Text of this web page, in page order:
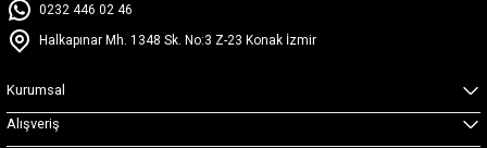
0232 446 02 46
Halkapınar Mh. 1348 Sk. No:3 Z-23 Konak İzmir
Kurumsal
Alışveriş